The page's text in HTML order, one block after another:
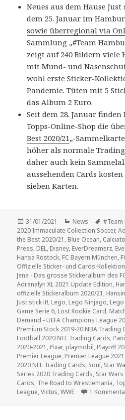
Neues aus dem Hause
dem 25. Januar im
sowie überregional via
Sammlung „#Team
zeigt auf 240 Bildern viele
mit Mund- und
wohl erste Sticker-
Pandemie. Tüten mit 5
das Album 2 Euro.
Seit dem 28. Januar
Topps-Online-Shop die
Best 2020/21„-
höher als normale Trading
daher auch kein
aussehenden Cards
sieben Karten.
Veröffentlicht
am
31/01/2021 Kategorien
News #Team
2020 Immaculate Collection Soccer,
the Best 2020/21 , Blue Ocean,
Press, DEL, Disney, EverDreamerz,
Hansa Rostock, FC Bayern München,
Offizielle Sticker- und Cards-
Jena - Das grosse Stickeralbum des
Adrenalyn XL 2021 Update Edition,
offizielle Stickeralbum 2020/21 ,
Just stick it!, Lego, Lego Ninjago,
Game Serie 6, Lost Rookie Card,
Demand - UEFA Champions League
Premium Stock 2019-20 NBA Trading
Football 2020 NFL Trading Cards,
2020-2021 , Pixar, playmobil, Playoff
Premier League, Premier League
2020 NFL Trading Cards, Soul, Star
Series 2020 Trading Cards, Star
Cards, The Road to Wrestlemania,
League,Victus,WWE 1